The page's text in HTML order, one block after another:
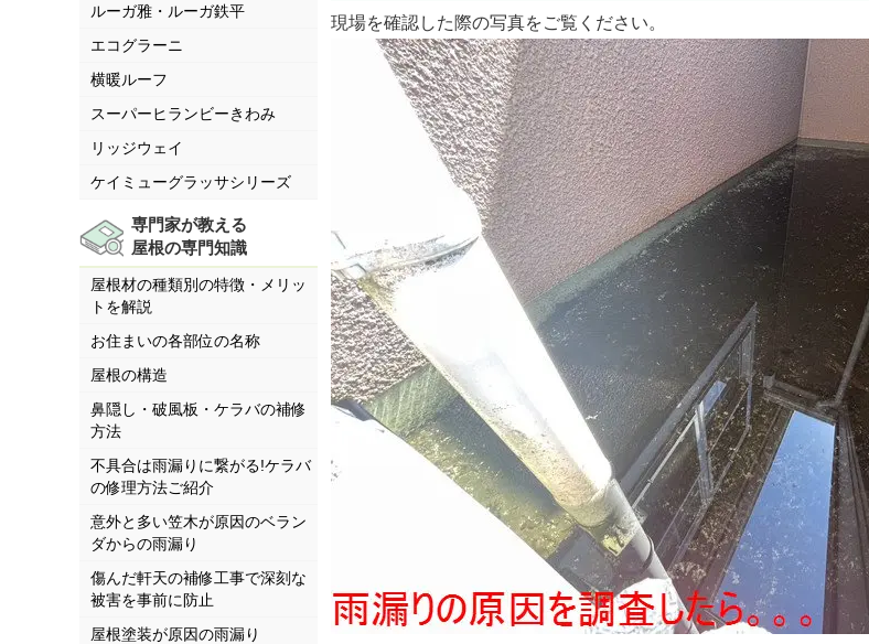
ルーガ雅・ルーガ鉄平
エコグラーニ
横暖ルーフ
スーパーヒランビーきわみ
リッジウェイ
ケイミューグラッサシリーズ
専門家が教える
屋根の専門知識
屋根材の種類別の特徴・メリッ
トを解説
お住まいの各部位の名称
屋根の構造
鼻隠し・破風板・ケラバの補修
方法
不具合は雨漏りに繋がる!ケラバ
の修理方法ご紹介
意外と多い笠木が原因のベラン
ダからの雨漏り
傷んだ軒天の補修工事で深刻な
被害を事前に防止
屋根塗装が原因の雨漏り
現場を確認した際の写真をご覧ください。